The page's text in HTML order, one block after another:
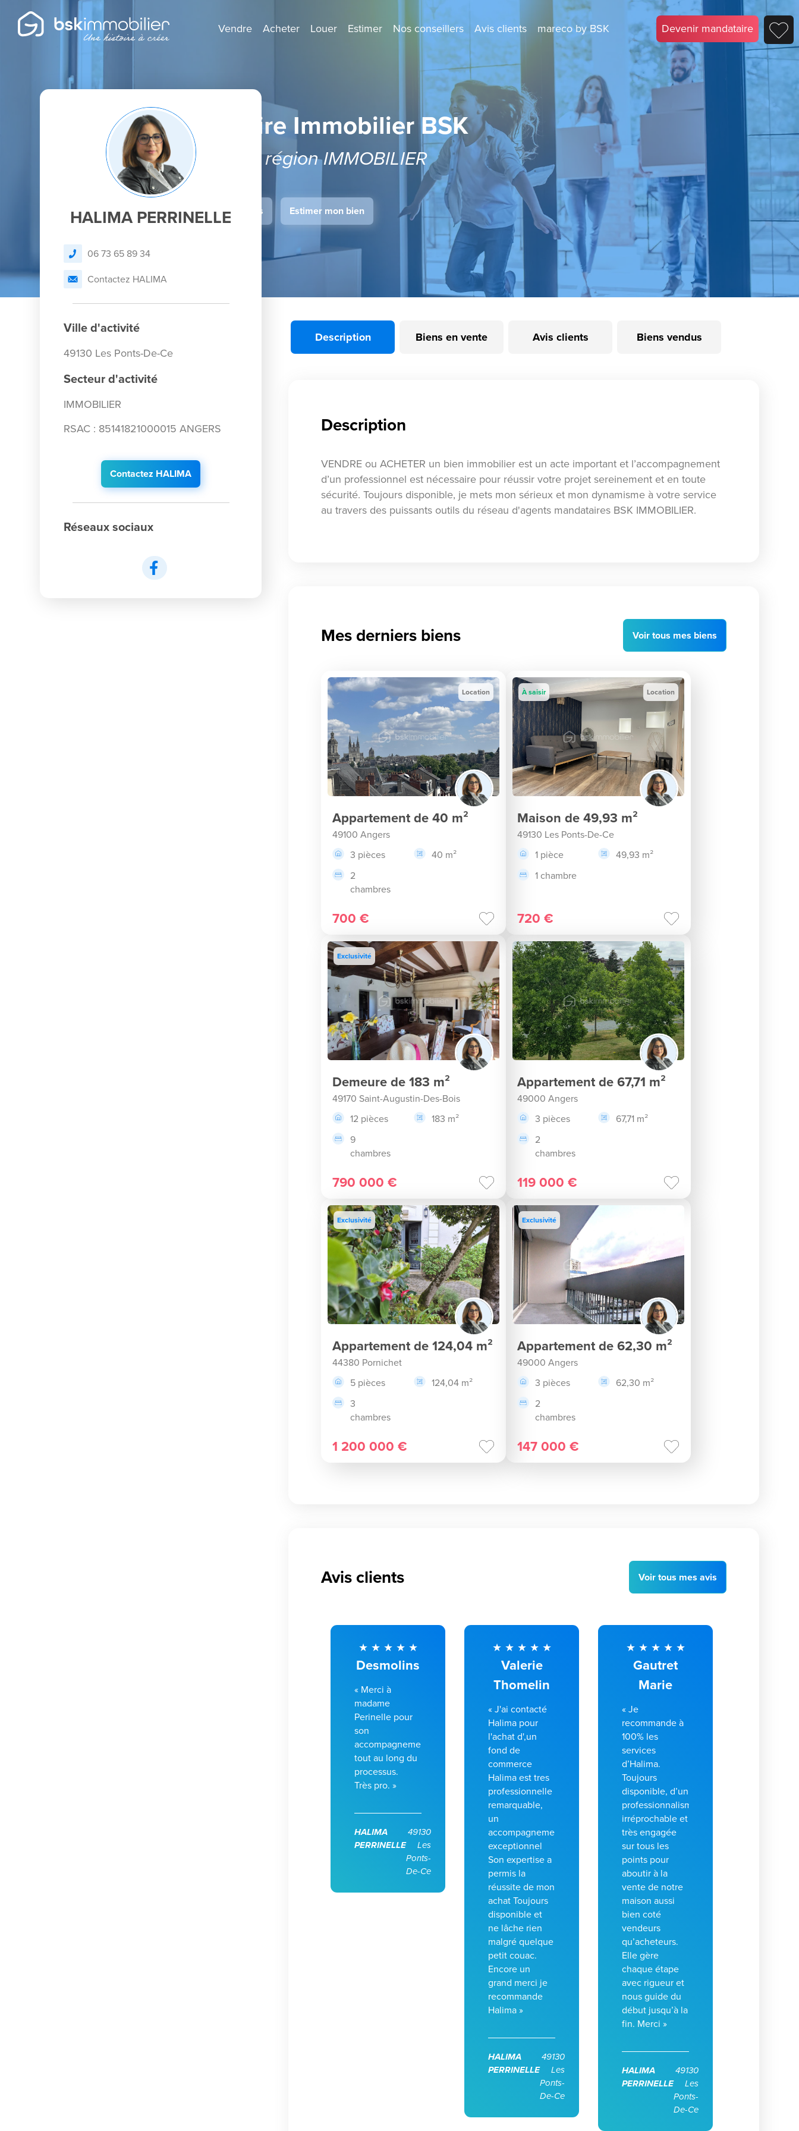
Vendre Acheter Louer Estimer Nos conseillers Avis clients mareco by BSK Devenir mandataire
Agent Mandataire Immobilier BSK
Spécialiste de la région IMMOBILIER
Je dépose un avis Estimer mon bien
HALIMA PERRINELLE
06 73 65 89 34
Contactez HALIMA
Ville d'activité
49130 Les Ponts-De-Ce
Secteur d'activité
IMMOBILIER
RSAC : 85141821000015 ANGERS
Contactez HALIMA
Réseaux sociaux
Description Biens en vente Avis clients Biens vendus
Description
VENDRE ou ACHETER un bien immobilier est un acte important et l’accompagnement
d’un professionnel est nécessaire pour réussir votre projet sereinement et en toute
sécurité. Toujours disponible, je mets mon sérieux et mon dynamisme à votre service
au travers des puissants outils du réseau d'agents mandataires BSK IMMOBILIER.
Mes derniers biens Voirtous mes biens
Location
Appartement de 40 m²
49100 Angers
3 pièces
40 m²
2
chambres
700 €
À saisir Location
Maison de 49,93 m²
49130 Les Ponts-De-Ce
1 pièce
49,93 m²
1 chambre
720 €
Exclusivité
Demeure de 183 m²
49170 Saint-Augustin-Des-Bois
12 pièces
183 m²
9
chambres
790 000 €
Appartement de 67,71 m²
49000 Angers
3 pièces
67,71 m²
2
chambres
119 000 €
Exclusivité
Appartement de 124,04 m²
44380 Pornichet
5 pièces
124,04 m²
3
chambres
1 200 000 €
Exclusivité
Appartement de 62,30 m²
49000 Angers
3 pièces
62,30 m²
2
chambres
147 000 €
Avis clients Voirtous mes avis
Desmolins
« Merci à
madame
Perinelle pour
son
accompagnement
tout au long du
processus.
Très pro. »
HALIMA
PERRINELLE
49130
Les
Ponts-
De-Ce
Valerie
Thomelin
« J'ai contacté
Halima pour
l'achat d',un
fond de
commerce
Halima est tres
professionnelle
remarquable,
un
accompagnement
exceptionnel
Son expertise a
permis la
réussite de mon
achat Toujours
disponible et
ne lâche rien
malgré quelque
petit couac.
Encore un
grand merci je
recommande
Halima »
HALIMA
PERRINELLE
49130
Les
Ponts-
De-Ce
Gautret
Marie
« Je
recommande à
100% les
services
d’Halima.
Toujours
disponible, d’un
professionnalisme
irréprochable et
très engagée
sur tous les
points pour
aboutir à la
vente de notre
maison aussi
bien coté
vendeurs
qu’acheteurs.
Elle gère
chaque étape
avec rigueur et
nous guide du
début jusqu’à la
fin. Merci »
HALIMA
PERRINELLE
49130
Les
Ponts-
De-Ce